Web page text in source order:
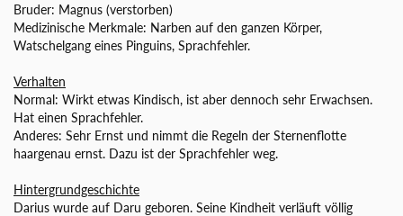
Bruder: Magnus (verstorben)
Medizinische Merkmale: Narben auf den ganzen Körper,
Watschelgang eines Pinguins, Sprachfehler.
Verhalten
Normal: Wirkt etwas Kindisch, ist aber dennoch sehr Erwachsen.
Hat einen Sprachfehler.
Anderes: Sehr Ernst und nimmt die Regeln der Sternenflotte
haargenau ernst. Dazu ist der Sprachfehler weg.
Hintergrundgeschichte
Darius wurde auf Daru geboren. Seine Kindheit verläuft völlig